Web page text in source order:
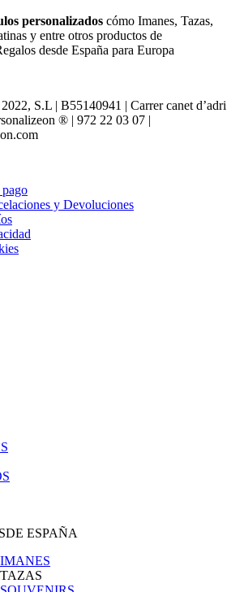
personalizados cómo Imanes, Tazas,
y entre otros productos de
desde España para Europa
S.L | B55140941 | Carrer canet d’adri
® | 972 22 03 07 |
y Devoluciones
ESPAÑA